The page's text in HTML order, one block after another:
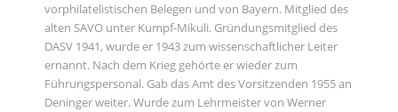
vorphilatelistischen Belegen und von Bayern. Mitglied des
alten SAVO unter Kumpf-Mikuli. Gründungsmitglied des
DASV 1941, wurde er 1943 zum wissenschaftlicher Leiter
ernannt. Nach dem Krieg gehörte er wieder zum
Führungspersonal. Gab das Amt des Vorsitzenden 1955 an
Deninger weiter. Wurde zum Lehrmeister von Werner